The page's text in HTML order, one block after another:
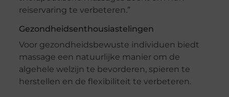
reiservaring te verbeteren.”
Gezondheidsenthousiastelingen
Voor gezondheidsbewuste individuen biedt
massage een natuurlijke manier om de
algehele welzijn te bevorderen, spieren te
herstellen en de flexibiliteit te verbeteren.